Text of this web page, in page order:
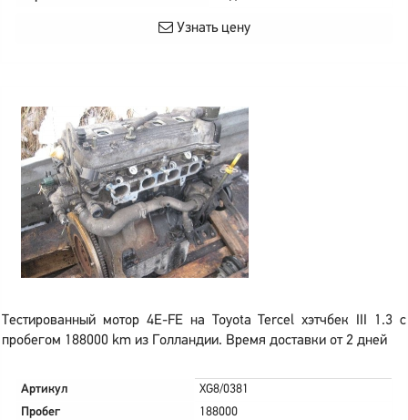
Узнать цену
Тестированный мотор 4E-FE на Toyota Tercel хэтчбек III 1.3 с
пробегом 188000 km из Голландии. Время доставки от 2 дней
Артикул
XG8/0381
Пробег
188000